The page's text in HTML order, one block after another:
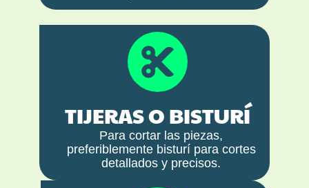
TIJERAS O BISTURÍ
Para cortar las piezas,
preferiblemente bisturí para cortes
detallados y precisos.